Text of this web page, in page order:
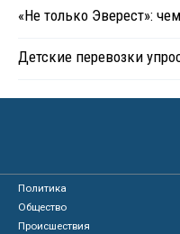
«Не только Эверест»:
Детские перевозки
Политика
Общество
Происшествия